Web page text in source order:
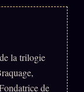
la trilogie
de